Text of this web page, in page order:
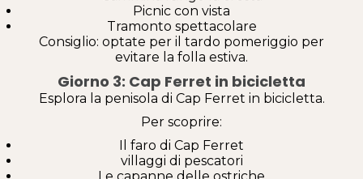
Picnic con vista
Tramonto spettacolare
Consiglio: optate per il tardo pomeriggio per
evitare la folla estiva.
Giorno 3: Cap Ferret in bicicletta
Esplora la penisola di Cap Ferret in bicicletta.
Per scoprire:
Il faro di Cap Ferret
villaggi di pescatori